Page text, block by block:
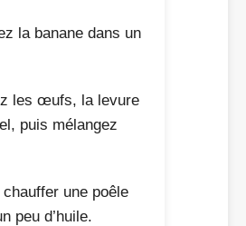
la banane dans un
les œufs, la levure
puis mélangez
une poêle
peu d’huile.